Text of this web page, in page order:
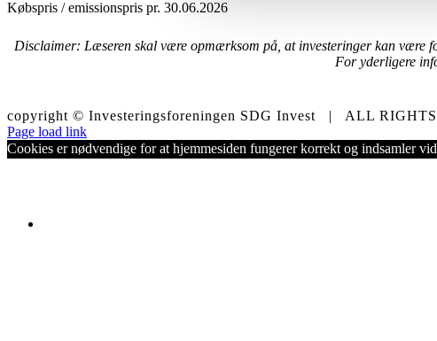
Købspris / emissionspris pr. 30.06.2026
Disclaimer: Læseren skal være opmærksom på, at investeringer kan være
For yderligere
copyright © Investeringsforeningen SDG Invest | ALL
LinkedIn
X
Facebook
Instagram
Email
Page load link
Cookies er nødvendige for at hjemmesiden fungerer korrekt og indsamler